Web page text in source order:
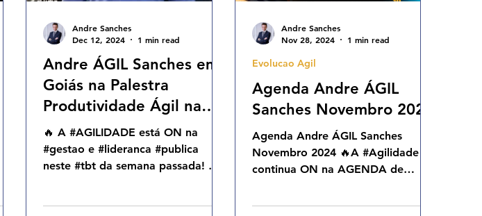
Transformacao Agil Metricas KPIs Ageis
Andre ÁGIL Sanches em
Goiás na Palestra
Produtividade Ágil na
Administração Pública
05.12.24
🔥 A #AGILIDADE está ON na
#gestao e #lideranca #publica
neste #tbt da semana passada! 🥰
Andre Sanches
Dec 12, 2024
1 min read
Agenda Andre ÁGIL
Sanches Novembro 2024
Agenda Andre ÁGIL Sanches
Novembro 2024 🔥A #Agilidade
continua ON na AGENDA de
#treinamentos #aulas...
Evolucao Agil
Andre Sanches
Nov 28, 2024
1 min read